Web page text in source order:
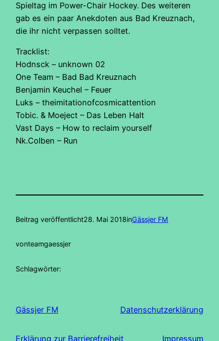
Spieltag im Power-Chair Hockey. Des weiteren
gab es ein paar Anekdoten aus Bad Kreuznach,
die ihr nicht verpassen solltet.
Tracklist:
Hodnsck – unknown 02
One Team – Bad Bad Kreuznach
Benjamin Keuchel – Feuer
Luks – theimitationofcosmicattention
Tobic. & Moeject – Das Leben Halt
Vast Days – How to reclaim yourself
Nk.Colben – Run
Beitrag veröffentlicht28. Mai 2018inGässjer FM
vonteamgaessjer
Schlagwörter:
Gässjer FM Datenschutzerklärung
Erklärung zur Barrierefreiheit Impressum